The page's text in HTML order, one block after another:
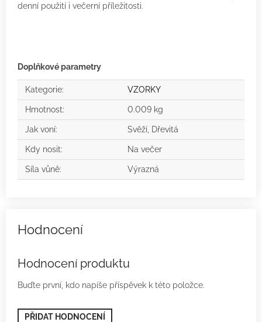
denní použití i večerní příležitosti.
Doplňkové parametry
Kategorie: VZORKY
Hmotnost: 0.009 kg
Jak voní: Svěží, Dřevitá
Kdy nosit: Na večer
Síla vůně: Výrazná
Hodnocení produktu
Buďte první, kdo napíše příspěvek k této položce.
PŘIDAT HODNOCENÍ